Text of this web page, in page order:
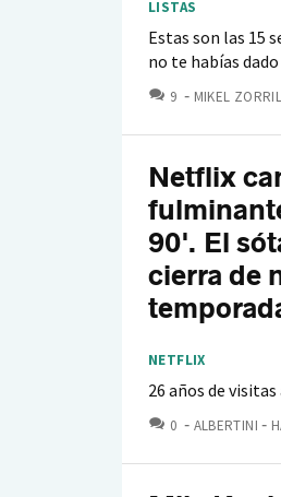
LISTAS
Estas son las 15
no te habías
9 COMENTARIOS
MIKEL
Netflix
90'. El
cierra de
NETFLIX
26 años de
0 COMENTARIOS
ALBERTINI